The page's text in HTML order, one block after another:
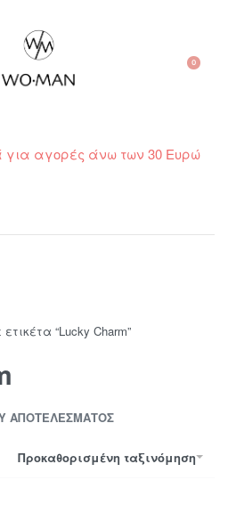
0
αγορές άνω των 30 Ευρώ
“Lucky Charm”
ΑΠΟΤΕΛΈΣΜΑΤΟΣ
Προκαθορισμένη ταξινόμηση